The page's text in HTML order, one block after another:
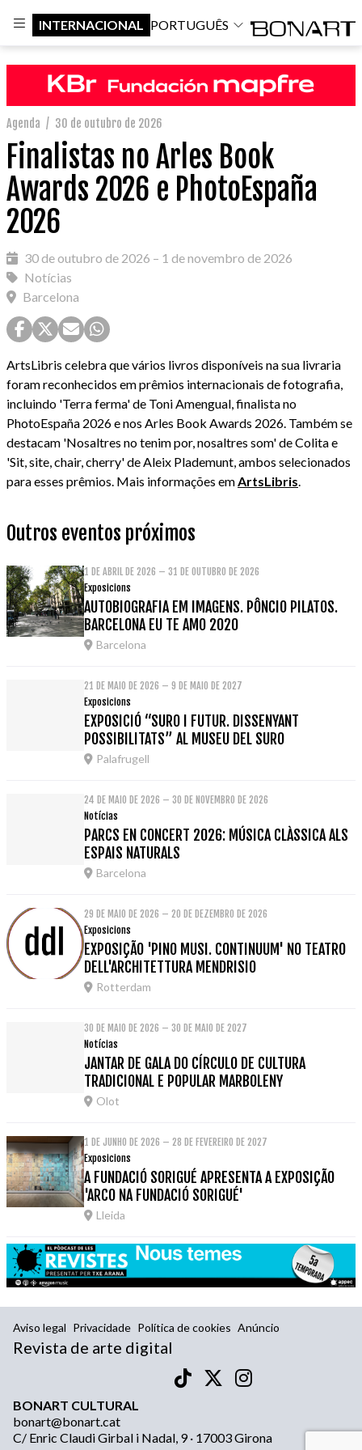
INTERNACIONAL PORTUGUÊS
Agenda / 30 de outubro de 2026
Finalistas no Arles Book
Awards 2026 e PhotoEspaña
2026
30 de outubro de 2026 – 1 de novembro de 2026
Notícias
Barcelona
ArtsLibris celebra que vários livros disponíveis na sua livraria
foram reconhecidos em prêmios internacionais de fotografia,
incluindo 'Terra ferma' de Toni Amengual, finalista no
PhotoEspaña 2026 e nos Arles Book Awards 2026. Também se
destacam 'Nosaltres no tenim por, nosaltres som' de Colita e
'Sit, site, chair, cherry' de Aleix Plademunt, ambos selecionados
para esses prêmios. Mais informações em ArtsLibris
Outros eventos próximos
1 DE ABRIL DE 2026 – 31 DE OUTUBRO DE 2026
Exposicions
AUTOBIOGRAFIA EM IMAGENS. PÔNCIO PILATOS.
BARCELONA EU TE AMO 2020
Barcelona
21 DE MAIO DE 2026 – 9 DE MAIO DE 2027
Exposicions
EXPOSICIÓ “SURO I FUTUR. DISSENYANT
POSSIBILITATS” AL MUSEU DEL SURO
Palafrugell
24 DE MAIO DE 2026 – 30 DE NOVEMBRO DE 2026
Notícias
PARCS EN CONCERT 2026: MÚSICA CLÀSSICA ALS
ESPAIS NATURALS
Barcelona
29 DE MAIO DE 2026 – 20 DE DEZEMBRO DE 2026
Exposicions
EXPOSIÇÃO 'PINO MUSI. CONTINUUM' NO TEATRO
DELL'ARCHITETTURA MENDRISIO
Rotterdam
30 DE MAIO DE 2026 – 30 DE MAIO DE 2027
Notícias
JANTAR DE GALA DO CÍRCULO DE CULTURA
TRADICIONAL E POPULAR MARBOLENY
Olot
1 DE JUNHO DE 2026 – 28 DE FEVEREIRO DE 2027
Exposicions
A FUNDACIÓ SORIGUÉ APRESENTA A EXPOSIÇÃO
'ARCO NA FUNDACIÓ SORIGUÉ'
Lleida
Aviso legal Privacidade Política de cookies Anúncio
Revista de arte digital
BONART CULTURAL
bonart@bonart.cat
C/ Enric Claudi Girbal i Nadal, 9 · 17003 Girona